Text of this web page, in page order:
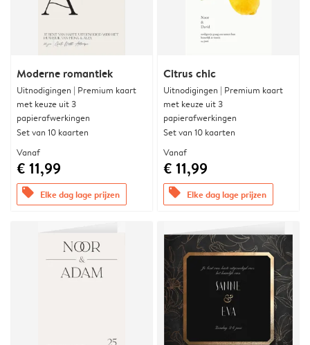
Moderne romantiek
Uitnodigingen | Premium kaart
met keuze uit 3
papierafwerkingen
Set van 10 kaarten
Vanaf
€ 11,99
offers Elke dag lage prijzen
Citrus chic
Uitnodigingen | Premium kaart
met keuze uit 3
papierafwerkingen
Set van 10 kaarten
Vanaf
€ 11,99
offers Elke dag lage prijzen